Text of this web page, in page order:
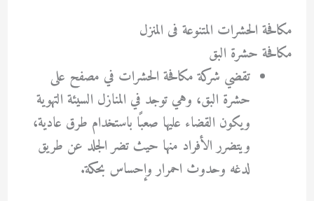
مكافحة الحشرات المتنوعة فى المنزل
مكافحة حشرة البق
تقضي شركة مكافحة الحشرات في مصفح على
حشرة البق، وهي توجد في المنازل السيئة التهوية
ويكون القضاء عليها صعبًا باستخدام طرق عادية،
ويتضرر الأفراد منها حيث تضر الجلد عن طريق
لدغه وحدوث احمرار وإحساس بحكة.